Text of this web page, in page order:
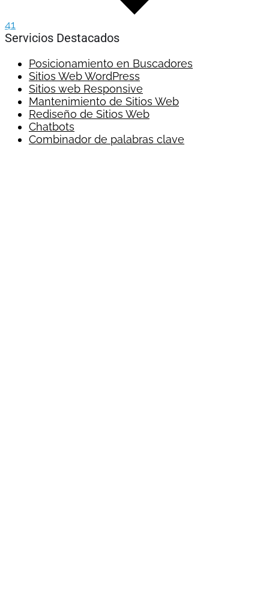
41
Servicios Destacados
Posicionamiento en Buscadores
Sitios Web WordPress
Sitios web Responsive
Mantenimiento de Sitios Web
Rediseño de Sitios Web
Chatbots
Combinador de palabras clave